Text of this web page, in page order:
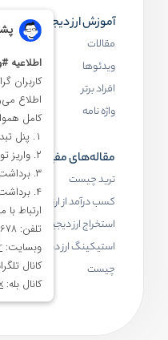
آموزش ارز دیجیتال
مقالات
ویدئوها
افراد برتر
واژه نامه
مقاله‌های مفید
ترید چیست
کسب درآمد از ارز دیجیتال
استخراج ارز دیجیتال چیست
استیکینگ ارز دیجیتال
چیست